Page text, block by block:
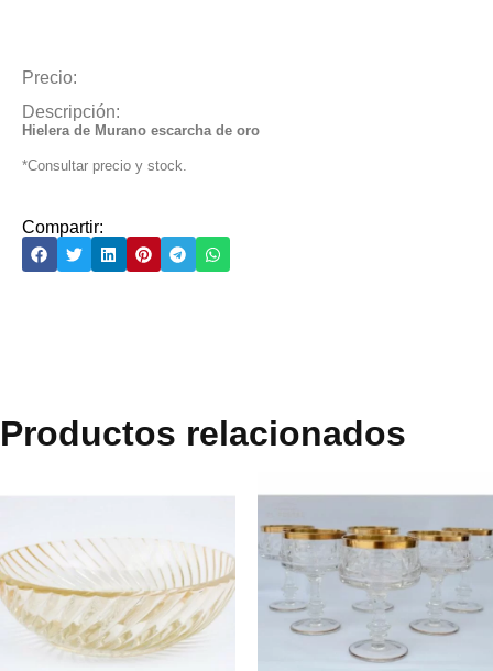
Precio:
Descripción:
Hielera de Murano escarcha de oro
*Consultar precio y stock.
Compartir:
Productos relacionados